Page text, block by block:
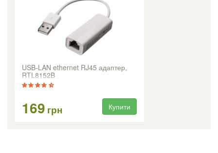
USB-LAN ethernet RJ45 адаптер,
RTL8152B
169 грн Купити